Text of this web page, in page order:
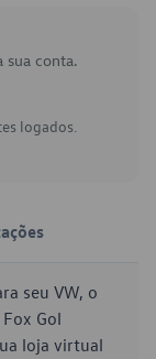
sua conta.
logados.
seu VW, o
Gol
loja virtual